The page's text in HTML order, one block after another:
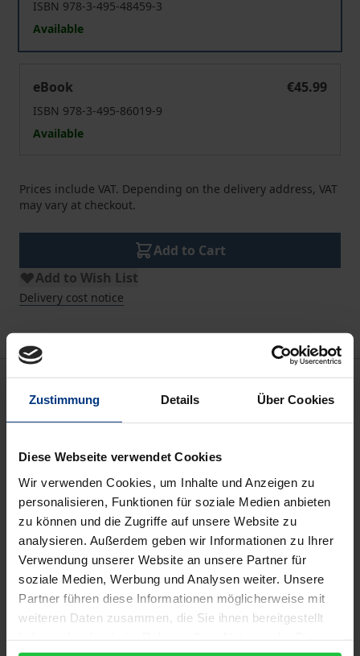
Zustimmung Details Über Cookies
Diese Webseite verwendet Cookies
Wir verwenden Cookies, um Inhalte und Anzeigen zu
personalisieren, Funktionen für soziale Medien anbieten
zu können und die Zugriffe auf unsere Website zu
analysieren. Außerdem geben wir Informationen zu Ihrer
Verwendung unserer Website an unsere Partner für
soziale Medien, Werbung und Analysen weiter. Unsere
Partner führen diese Informationen möglicherweise mit
weiteren Daten zusammen, die Sie ihnen bereitgestellt
ISBN 978-3-495-48459-3
Available
eBook
€45.99
ISBN 978-3-495-86019-9
Available
Prices include VAT. Depending on the delivery address, VAT
may vary at checkout.
Add to Cart
Add to Wish List
Delivery cost notice
Description
Kant verfolgt in seinen ethischen
Grundlegungsschriften das wiederholt erklärte Ziel,
allem, was nur empirisch sein mag und zur
Anthropologie gehört, völlig gesäubert wäre“
(Grundlegung, KW IV, 13). Die damit zugleich
beanspruchte strikte Trennung einer
erfahrungsfreien Metaphysik praktischer Vernunft
von empirischer Anthropologie wird im